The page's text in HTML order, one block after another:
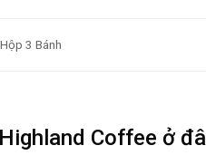
3 Bánh
Coffee ở